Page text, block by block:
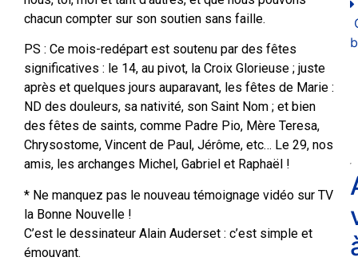
chacun compter sur son soutien sans faille.
PS : Ce mois-redépart est soutenu par des fêtes
significatives : le 14, au pivot, la Croix Glorieuse ; juste
après et quelques jours auparavant, les fêtes de Marie :
ND des douleurs, sa nativité, son Saint Nom ; et bien
des fêtes de saints, comme Padre Pio, Mère Teresa,
Chrysostome, Vincent de Paul, Jérôme, etc… Le 29, nos
amis, les archanges Michel, Gabriel et Raphaël !
* Ne manquez pas le nouveau témoignage vidéo sur TV
la Bonne Nouvelle !
C’est le dessinateur Alain Auderset : c’est simple et
émouvant.